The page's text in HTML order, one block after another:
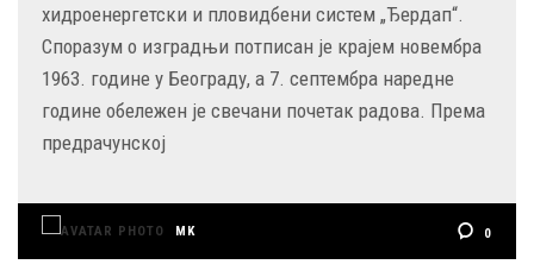
хидроенергетски и пловидбени систем „Ђердап“.
Споразум о изградњи потписан је крајем новембра
1963. године у Београду, а 7. септембра наредне
године обележен је свечани почетак радова. Према
предрачунској
MK 0